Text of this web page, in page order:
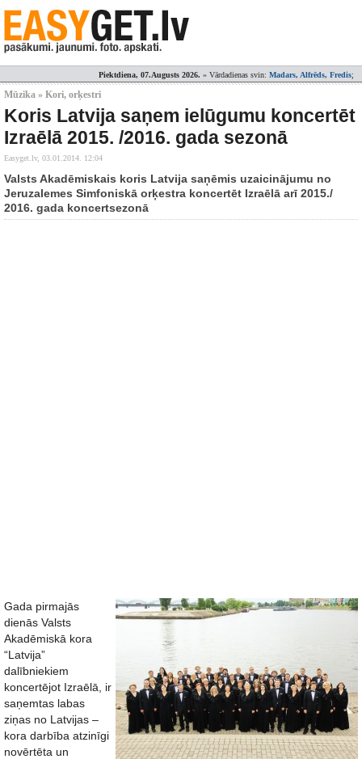
Piektdiena, 07.Augusts 2026. » Vārdadienas svin: Madars, Alfrēds, Fredis;
Mūzika » Kori, orķestri
Koris Latvija saņem ielūgumu koncertēt
Izraēlā 2015. /2016. gada sezonā
Easyget.lv, 03.01.2014. 12:04
Valsts Akadēmiskais koris Latvija saņēmis uzaicinājumu no
Jeruzalemes Simfoniskā orķestra koncertēt Izraēlā arī 2015./
2016. gada koncertsezonā
Gada pirmajās
dienās Valsts
Akadēmiskā kora
“Latvija”
dalībniekiem
koncertējot Izraēlā, ir
saņemtas labas
ziņas no Latvijas –
kora darbība atzinīgi
novērtēta un